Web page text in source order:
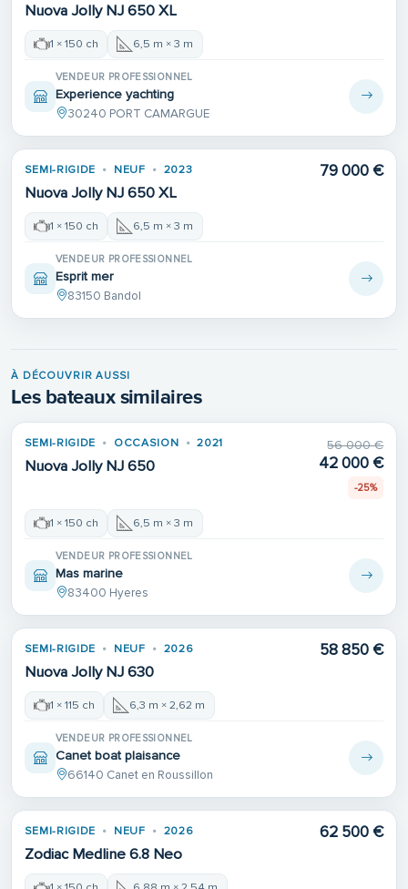
Nuova Jolly NJ 650 XL
1 × 150 ch 6,5 m × 3 m
VENDEUR PROFESSIONNEL
Experience yachting
30240 PORT CAMARGUE
SEMI-RIGIDE NEUF 2023
Nuova Jolly NJ 650 XL
79 000 €
1 × 150 ch 6,5 m × 3 m
VENDEUR PROFESSIONNEL
Esprit mer
83150 Bandol
À DÉCOUVRIR AUSSI
Les bateaux similaires
SEMI-RIGIDE OCCASION 2021
Nuova Jolly NJ 650
56 000 €
42 000 €
-25%
1 × 150 ch 6,5 m × 3 m
VENDEUR PROFESSIONNEL
Mas marine
83400 Hyeres
SEMI-RIGIDE NEUF 2026
Nuova Jolly NJ 630
58 850 €
1 × 115 ch 6,3 m × 2,62 m
VENDEUR PROFESSIONNEL
Canet boat plaisance
66140 Canet en Roussillon
SEMI-RIGIDE NEUF 2026
Zodiac Medline 6.8 Neo
62 500 €